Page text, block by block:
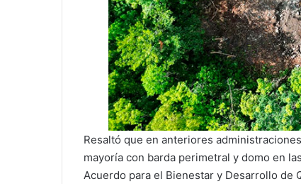
Resaltó que en anteriores
mayoría con barda perimetral y domo en
Acuerdo para el Bienestar y Desarrollo de